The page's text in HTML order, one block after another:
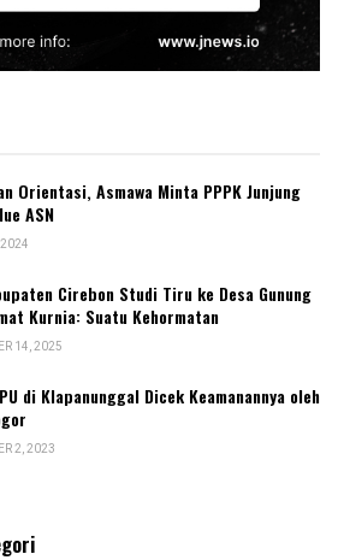
Orientasi, Asmawa Minta PPPK Junjung
ASN
Cirebon Studi Tiru ke Desa Gunung
Kurnia: Suatu Kehormatan
14, 2025
di Klapanunggal Dicek Keamanannya oleh
2, 2023